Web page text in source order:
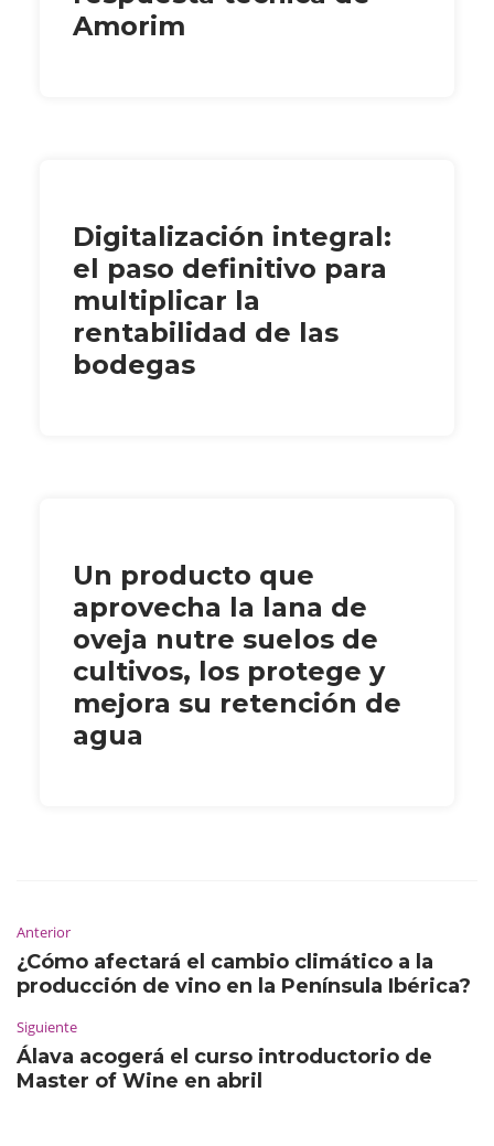
Amorim
Digitalización integral:
el paso definitivo para
multiplicar la
rentabilidad de las
bodegas
Un producto que
aprovecha la lana de
oveja nutre suelos de
cultivos, los protege y
mejora su retención de
agua
Anterior
¿Cómo afectará el cambio climático a la
producción de vino en la Península Ibérica?
Siguiente
Álava acogerá el curso introductorio de
Master of Wine en abril